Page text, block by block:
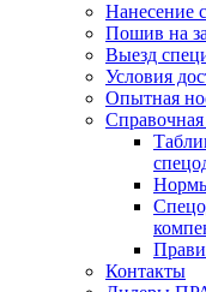
Нанесение
Пошив на
Выезд
Условия
Опытная
Контакты